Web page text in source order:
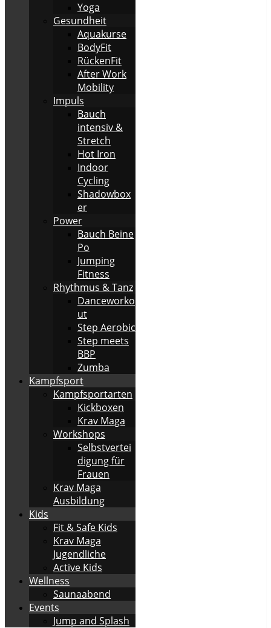
Yoga
Gesundheit
Aquakurse
BodyFit
RückenFit
After Work
Mobility
Impuls
Bauch
intensiv &
Stretch
Hot Iron
Indoor
Cycling
Shadowbox
er
Power
Bauch Beine
Po
Jumping
Fitness
Rhythmus & Tanz
Danceworko
ut
Step Aerobic
Step meets
BBP
Zumba
Kampfsport
Kampfsportarten
Kickboxen
Krav Maga
Workshops
Selbstvertei
digung für
Frauen
Krav Maga
Ausbildung
Kids
Fit & Safe Kids
Krav Maga
Jugendliche
Active Kids
Wellness
Saunaabend
Events
Jump and Splash